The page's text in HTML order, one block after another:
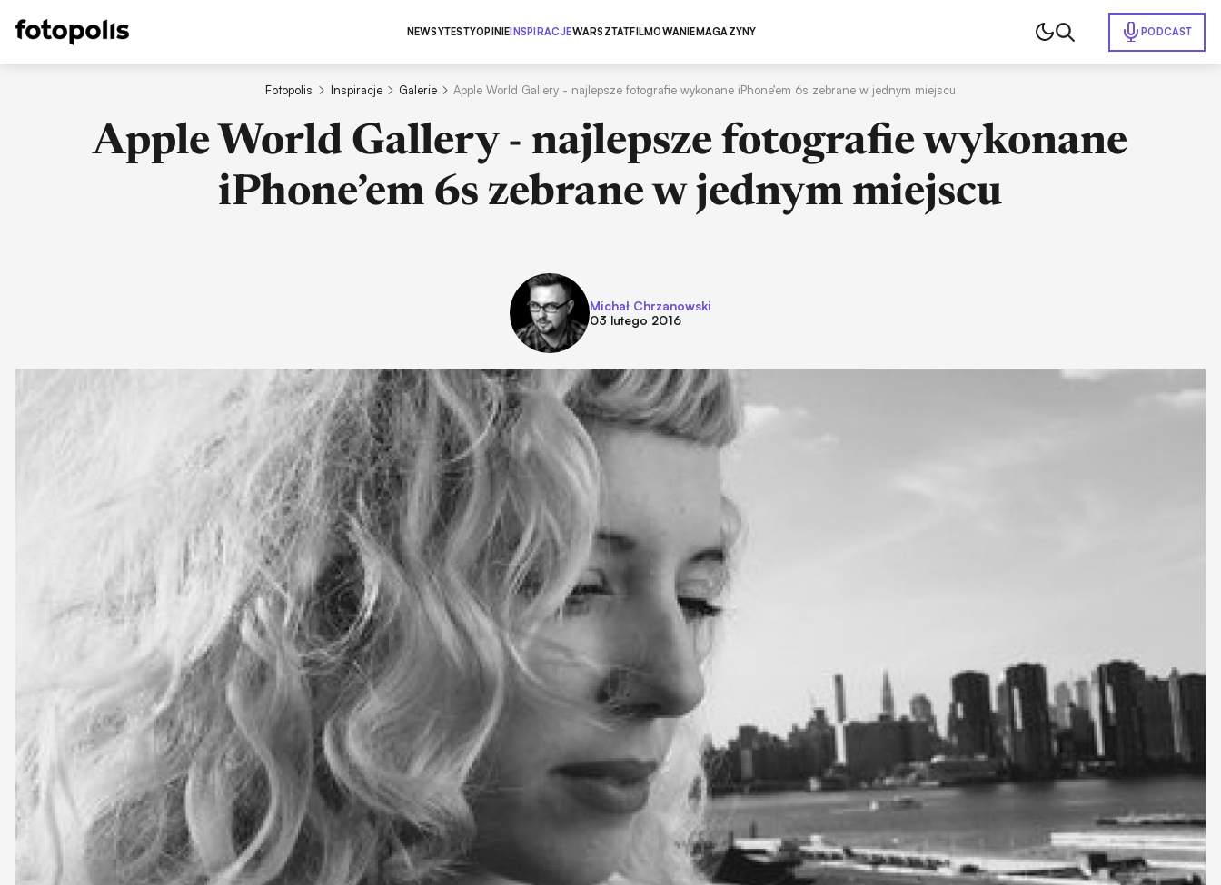
NEWSYTESTYOPINIEINSPIRACJEWARSZTATFILMOWANIEMAGAZYNY PODCAST
Fotopolis Inspiracje Galerie Apple World Gallery - najlepsze fotografie wykonane iPhone’em 6s zebrane w jednym miejscu
Apple World Gallery - najlepsze fotografie wykonane
iPhone’em 6s zebrane w jednym miejscu
Michał Chrzanowski
03 lutego 2016